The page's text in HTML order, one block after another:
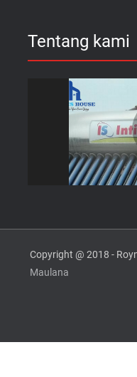
Tentang kami
Copyright @ 2018 -
Maulana